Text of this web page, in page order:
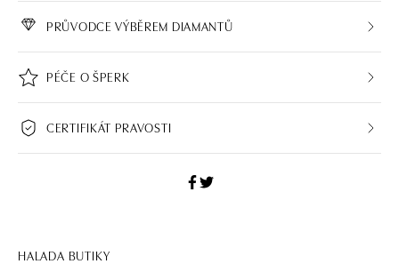
PRŮVODCE VÝBĚREM DIAMANTŮ
PÉČE O ŠPERK
CERTIFIKÁT PRAVOSTI
HALADA BUTIKY